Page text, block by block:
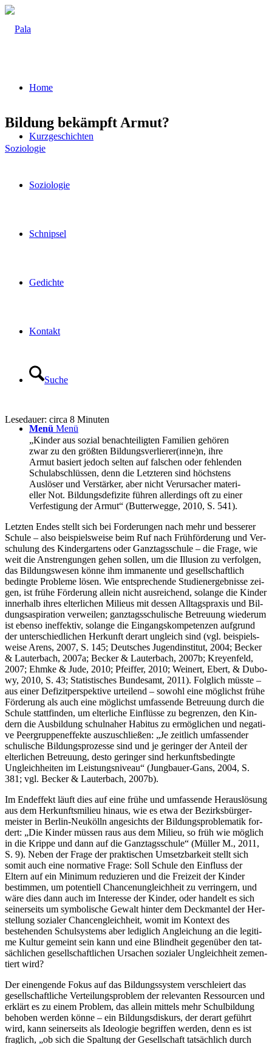
Home
Kurz­ge­schich­ten
Sozio­lo­gie
Schnip­sel
Gedich­te
Kon­takt
Suche
Menü Menü
Bil­dung bekämpft Armut?
Soziologie
Lese­dau­er: cir­ca 8 Minu­ten
„Kin­der aus sozi­al benach­tei­lig­ten Fami­li­en gehö­ren
zwar zu den größ­ten Bildungsverlierer(inne)n, ihre
Armut basiert jedoch sel­ten auf fal­schen oder feh­len­den
Schul­ab­schlüs­sen, denn die Letz­te­ren sind höchs­tens
Aus­lö­ser und Ver­stär­ker, aber nicht Ver­ur­sa­cher mate­ri­
el­ler Not. Bil­dungs­de­fi­zi­te füh­ren aller­dings oft zu einer
Ver­fes­ti­gung der Armut“ (But­ter­weg­ge, 2010, S. 541).
Letz­ten Endes stellt sich bei For­de­run­gen nach mehr und bes­se­rer
Schu­le – also bei­spiels­wei­se beim Ruf nach Früh­för­de­rung und Ver­
schu­lung des Kin­der­gar­tens oder Ganz­tags­schu­le – die Fra­ge, wie
weit die Anstren­gun­gen gehen sol­len, um die Illu­si­on zu ver­fol­gen,
das Bil­dungs­we­sen kön­ne ihm imma­nen­te und gesell­schaft­lich
beding­te Pro­ble­me lösen. Wie ent­spre­chen­de Stu­di­en­ergeb­nis­se zei­
gen, ist frü­he För­de­rung allein nicht aus­rei­chend, solan­ge die Kin­der
inner­halb ihres elter­li­chen Milieus mit des­sen All­tags­pra­xis und Bil­
dungs­aspi­ra­ti­on ver­wei­len; ganz­tags­schu­li­sche Betreu­ung wie­der­um
ist eben­so inef­fek­tiv, solan­ge die Ein­gangs­kom­pe­ten­zen auf­grund
der unter­schied­li­chen Her­kunft der­art ungleich sind (vgl. bei­spiels­
wei­se Are­ns, 2007, S. 145; Deut­sches Jugend­in­sti­tut, 2004; Becker
& Lau­ter­bach, 2007a; Becker & Lau­ter­bach, 2007b; Krey­en­feld,
2007; Ehm­ke & Jude, 2010; Pfeif­fer, 2010; Wei­nert, Ebert, & Dubo­
wy, 2010, S. 43; Sta­tis­ti­sches Bun­des­amt, 2011). Folg­lich müss­te –
aus einer Defi­zit­per­spek­ti­ve urtei­lend – sowohl eine mög­lichst frü­he
För­de­rung als auch eine mög­lichst umfas­sen­de Betreu­ung durch die
Schu­le statt­fin­den, um elter­li­che Ein­flüs­se zu begren­zen, den Kin­
dern die Aus­bil­dung schul­na­her Habi­tus zu ermög­li­chen und nega­ti­
ve Peer­grup­pen­ef­fek­te aus­zu­schlie­ßen: „Je zeit­lich umfas­sen­der
schu­li­sche Bil­dungs­pro­zes­se sind und je gerin­ger der Anteil der
elter­li­chen Betreu­ung, des­to gerin­ger sind her­kunfts­be­ding­te
Ungleich­hei­ten im Leis­tungs­ni­veau“ (Jung­bau­er-Gans, 2004, S.
381; vgl. Becker & Lau­ter­bach, 2007b).
Im End­ef­fekt läuft dies auf eine frü­he und umfas­sen­de Her­aus­lö­sung
aus dem Her­kunfts­mi­lieu hin­aus, wie es etwa der Bezirks­bür­ger­
meis­ter in Ber­lin-Neu­kölln ange­sichts der Bil­dungs­pro­ble­ma­tik for­
dert: „Die Kin­der müs­sen raus aus dem Milieu, so früh wie mög­lich
in die Krip­pe und dann auf die Ganz­tags­schu­le“ (Mül­ler M., 2011,
S. 9). Neben der Fra­ge der prak­ti­schen Umsetz­bar­keit stellt sich
somit auch eine nor­ma­ti­ve Fra­ge: Soll Schu­le den Ein­fluss der
Eltern auf ein Mini­mum redu­zie­ren und die Frei­zeit der Kin­der
bestim­men, um poten­ti­ell Chan­cen­un­gleich­heit zu ver­rin­gern, und
wäre dies dann auch im Inter­es­se der Kin­der, oder han­delt es sich
sei­ner­seits um sym­bo­li­sche Gewalt hin­ter dem Deck­man­tel der Her­
stel­lung sozia­ler Chan­cen­gleich­heit, womit im Kon­text des
bestehen­den Schul­sys­tems aber ledig­lich Anglei­chung an die legi­ti­
me Kul­tur gemeint sein kann und eine Blind­heit gegen­über den tat­
säch­li­chen gesell­schaft­li­chen Ursa­chen sozia­ler Ungleich­heit zemen­
tiert wird?
Der ein­engen­de Fokus auf das Bil­dungs­sys­tem ver­schlei­ert das
gesell­schaft­li­che Ver­tei­lungs­pro­blem der rele­van­ten Res­sour­cen und
erklärt es zu einem Pro­blem, das allein mit­tels mehr Schul­bil­dung
beho­ben wer­den kön­ne – ein Bil­dungs­dis­kurs, der der­art geführt
wird, kann sei­ner­seits als Ideo­lo­gie begrif­fen wer­den, denn es ist
frag­lich, „ob sich die Spal­tung der Gesell­schaft tat­säch­lich durch